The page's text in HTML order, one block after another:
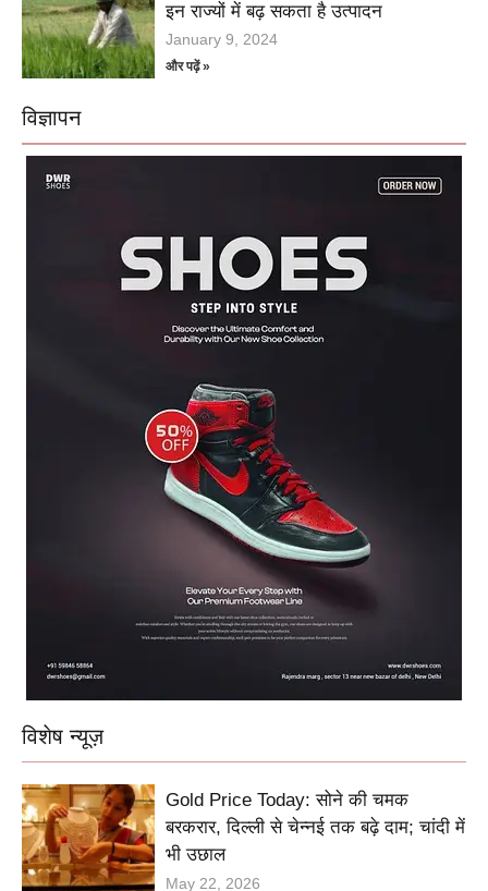
इन राज्यों में बढ़ सकता है उत्पादन
January 9, 2024
और पढ़ें »
विज्ञापन
विशेष न्यूज़
Gold Price Today: सोने की चमक
बरकरार, दिल्ली से चेन्नई तक बढ़े दाम; चांदी में
भी उछाल
May 22, 2026